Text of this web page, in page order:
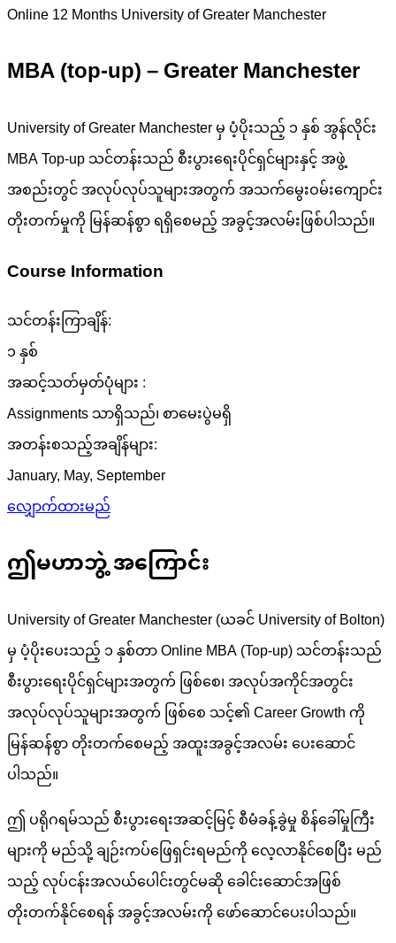
Online12 MonthsUniversity of Greater Manchester
MBA (top-up) – Greater Manchester
University of Greater Manchester မှ ပံ့ပိုးသည့် ၁ နှစ် အွန်လိုင်း
MBA Top-up သင်တန်းသည် စီးပွားရေးပိုင်ရှင်များနှင့် အဖွဲ့
အစည်းတွင် အလုပ်လုပ်သူများအတွက် အသက်မွေးဝမ်းကျောင်း
တိုးတက်မှုကို မြန်ဆန်စွာ ရရှိစေမည့် အခွင့်အလမ်းဖြစ်ပါသည်။
Course Information
သင်တန်းကြာချိန်:
၁ နှစ်
အဆင့်သတ်မှတ်ပုံများ :
Assignments သာရှိသည်၊ စာမေးပွဲမရှိ
အတန်းစသည့်အချိန်များ:
January, May, September
လျှောက်ထားမည်
ဤမဟာဘွဲ့ အကြောင်း
University of Greater Manchester (ယခင် University of Bolton)
မှ ပံ့ပိုးပေးသည့် ၁ နှစ်တာ Online MBA (Top-up) သင်တန်းသည်
စီးပွားရေးပိုင်ရှင်များအတွက် ဖြစ်စေ၊ အလုပ်အကိုင်အတွင်း
အလုပ်လုပ်သူများအတွက် ဖြစ်စေ သင့်၏ Career Growth ကို
မြန်ဆန်စွာ တိုးတက်စေမည့် အထူးအခွင့်အလမ်း ပေးဆောင်
ပါသည်။
ဤ ပရိုဂရမ်သည် စီးပွားရေးအဆင့်မြင့် စီမံခန့်ခွဲမှု စိန်ခေါ်မှုကြီး
များကို မည်သို့ ချဉ်းကပ်ဖြေရှင်းရမည်ကို လေ့လာနိုင်စေပြီး မည်
သည့် လုပ်ငန်းအလယ်ပေါင်းတွင်မဆို ခေါင်းဆောင်အဖြစ်
တိုးတက်နိုင်စေရန် အခွင့်အလမ်းကို ဖော်ဆောင်ပေးပါသည်။